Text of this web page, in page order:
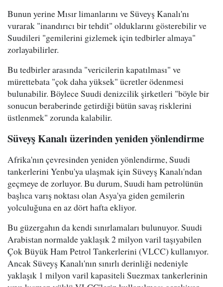
Bunun yerine Mısır limanlarını ve Süveyş Kanalı'nı
vurarak "inandırıcı bir tehdit" olduklarını gösterebilir ve
Suudileri "gemilerini gizlemek için tedbirler almaya"
zorlayabilirler.
Bu tedbirler arasında "vericilerin kapatılması" ve
mürettebata "çok daha yüksek" ücretler ödenmesi
bulunabilir. Böylece Suudi denizcilik şirketleri "böyle bir
sonucun beraberinde getirdiği bütün savaş risklerini
üstlenmek" zorunda kalabilir.
Süveyş Kanalı üzerinden yeniden yönlendirme
Afrika'nın çevresinden yeniden yönlendirme, Suudi
tankerlerini Yenbu'ya ulaşmak için Süveyş Kanalı'ndan
geçmeye de zorluyor. Bu durum, Suudi ham petrolünün
başlıca varış noktası olan Asya'ya giden gemilerin
yolculuğuna en az dört hafta ekliyor.
Bu güzergahın da kendi sınırlamaları bulunuyor. Suudi
Arabistan normalde yaklaşık 2 milyon varil taşıyabilen
Çok Büyük Ham Petrol Tankerlerini (VLCC) kullanıyor.
Ancak Süveyş Kanalı'nın sınırlı derinliği nedeniyle
yaklaşık 1 milyon varil kapasiteli Suezmax tankerlerinin